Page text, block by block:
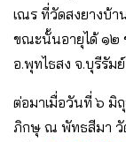
เณร ที่วัดสงยางบ้า
ขณะนั้นอายุได้ ๑๒
อ.พุทไธสง จ.บุรีรัม
ต่อมาเมื่อวันที่ ๖ มิ
ภิกษุ ณ พัทธสีมา วั